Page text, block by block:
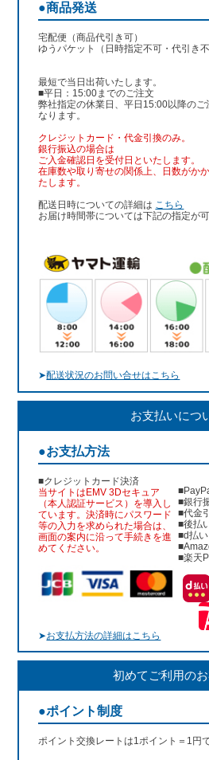
●商品発送
宅配便（商品代引き可）
ゆうパケット（日時指定不可・代引き不
最短で当日出荷いたします。
■平日：15:00までのご注文
弊社指定の休業日、平日15:00以降のご
なります。
クレジットカード・代金引換のみ。
銀行振込の場合は
ご入金確認日を受付日といたします。
在庫数や取り寄せの関係上、日数がか
たします。
配送日時についての詳細は こちら
お届け時間帯については下記の指定が可
➤配送状況のお問い合せはこちら
お支払いにつ
●お支払方法
■クレジットカード決済
当サイトはEMV 3Dセキュア
（本人認証サービス）を導入し
ています。決済時にパスワード
等の入力を求められた場合は、
画面の案内に沿って手続きを進
めてください。
■銀行
■代金
■後払
■d払い
■楽天
➤お支払方法の詳細はこちら
初めてご利用の
●ポイント制度
ポイント交換レートは1ポイント＝1円で